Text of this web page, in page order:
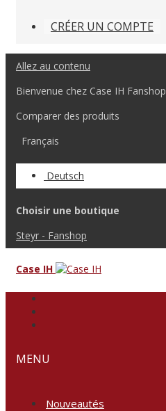
CRÉER UN COMPTE
Allez au contenu
Bienvenue chez Case IH Fanshop
Comparer des produits
Français
Deutsch
Choisir une boutique
Steyr - Fanshop
Case IH
MENU
Nouveautés